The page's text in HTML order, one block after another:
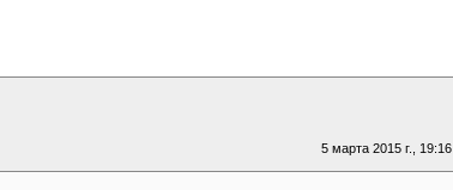
5 марта 2015 г., 19:16